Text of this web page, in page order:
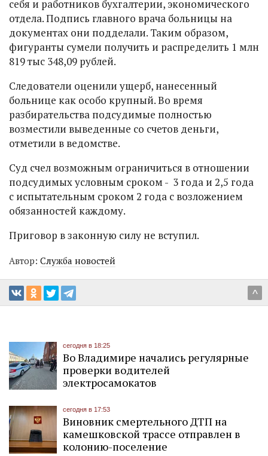
себя и работников бухгалтерии, экономического
отдела. Подпись главного врача больницы на
документах они подделали. Таким образом,
фигуранты сумели получить и распределить 1 млн
819 тыс 348,09 рублей.
Следователи оценили ущерб, нанесенный
больнице как особо крупный. Во время
разбирательства подсудимые полностью
возместили выведенные со счетов деньги,
отметили в ведомстве.
Суд счел возможным ограничиться в отношении
подсудимых условным сроком - 3 года и 2,5 года
с испытательным сроком 2 года с возложением
обязанностей каждому.
Приговор в законную силу не вступил.
Автор: Служба новостей
^
сегодня в 18:25
Во Владимире начались регулярные
проверки водителей
электросамокатов
сегодня в 17:53
Виновник смертельного ДТП на
камешковской трассе отправлен в
колонию-поселение